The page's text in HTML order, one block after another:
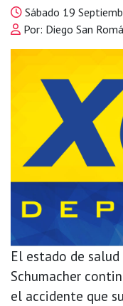
Sábado 19
Por: Diego San
El estado de
Schumacher
el accidente que